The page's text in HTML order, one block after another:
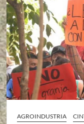
AGROINDUSTRIA